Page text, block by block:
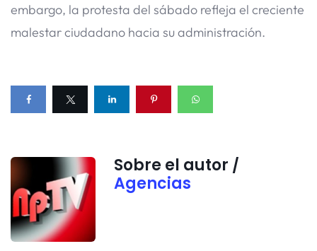
embargo, la protesta del sábado refleja el creciente
malestar ciudadano hacia su administración.
Sobre el autor /
Agencias